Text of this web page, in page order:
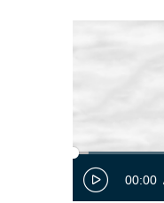
00:00